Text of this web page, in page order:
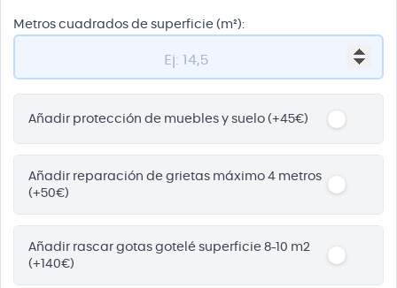
Metros cuadrados de superficie (m²):
Añadir protección de muebles y suelo (+45€)
Añadir reparación de grietas máximo 4 metros
(+50€)
Añadir rascar gotas gotelé superficie 8-10 m2
(+140€)